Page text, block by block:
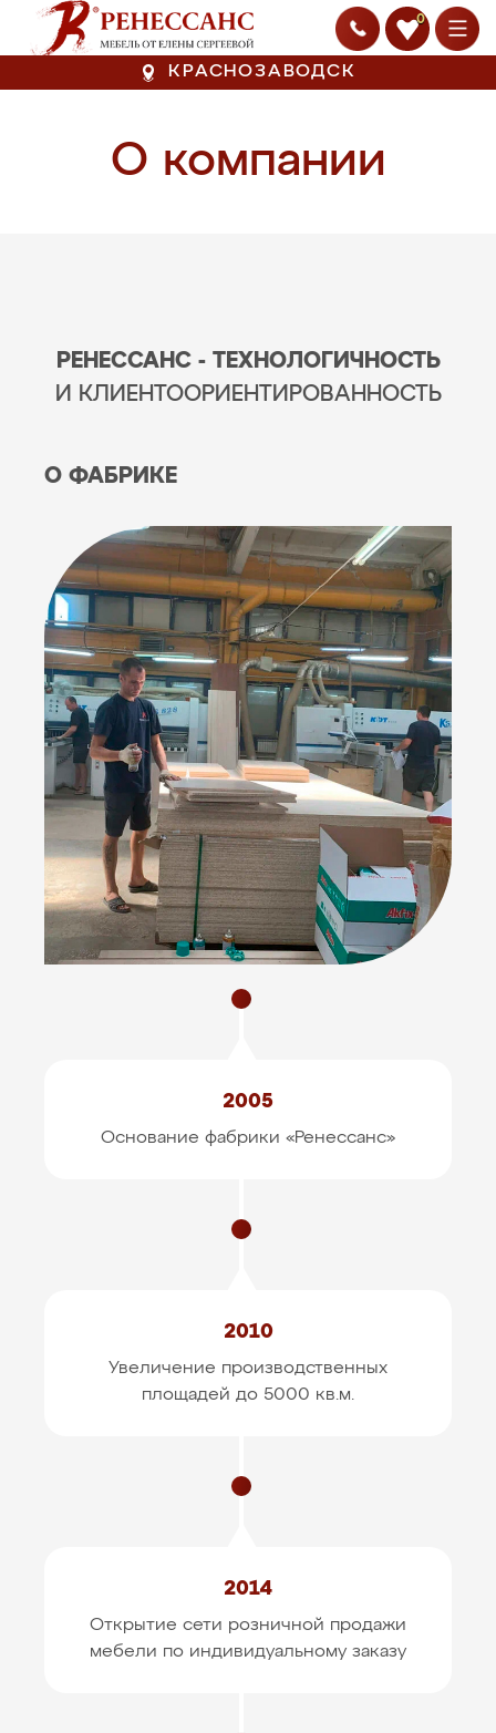
0
КРАСНОЗАВОДСК
О компании
РЕНЕССАНС - ТЕХНОЛОГИЧНОСТЬ
И КЛИЕНТООРИЕНТИРОВАННОСТЬ
О ФАБРИКЕ
2005
Основание фабрики «Ренессанс»
2010
Увеличение производственных
площадей до 5000 кв.м.
2014
Открытие сети розничной продажи
мебели по индивидуальному заказу